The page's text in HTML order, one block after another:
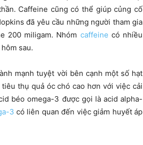
Caffeine cũng có thể giúp củng cố
đã yêu cầu những người tham gia
200 miligam. Nhóm caffeine có nhiều
sau.
mạnh tuyệt vời bên cạnh một số hạt
thụ quả óc chó cao hơn với việc cải
béo omega-3 được gọi là acid alpha-
3 có liên quan đến việc giảm huyết áp